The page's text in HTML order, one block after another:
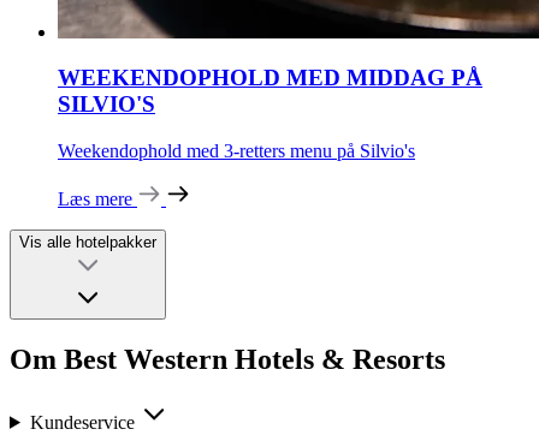
WEEKENDOPHOLD MED MIDDAG PÅ
SILVIO'S
Weekendophold med 3-retters menu på Silvio's
Læs mere
Vis alle hotelpakker
Om Best Western Hotels & Resorts
Kundeservice